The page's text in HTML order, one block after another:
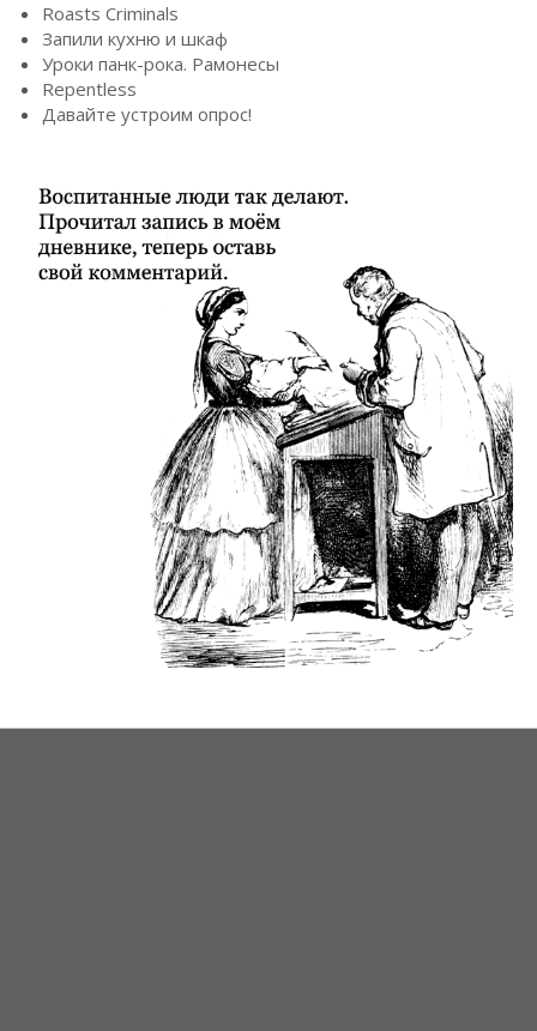
Roasts Criminals
Запили кухню и шкаф
Уроки панк-рока. Рамонесы
Repentless
Давайте устроим опрос!